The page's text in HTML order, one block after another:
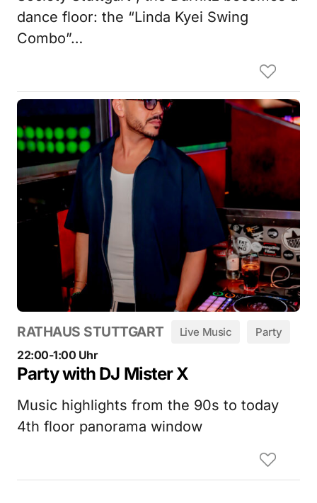
dance floor: the “Linda Kyei Swing
Combo”…
RATHAUS STUTTGART Live Music Party
22:00-1:00 Uhr
Party with DJ Mister X
Music highlights from the 90s to today
4th floor panorama window